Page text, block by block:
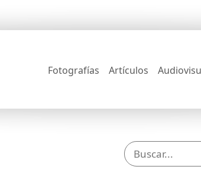
Fotografías Artículos